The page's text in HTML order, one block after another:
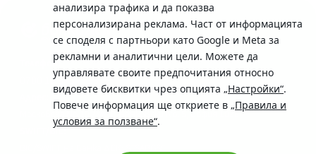
анализира трафика и да показва
персонализирана реклама. Част от информацията
се споделя с партньори като Google и Meta за
рекламни и аналитични цели. Можете да
управлявате своите предпочитания относно
видовете бисквитки чрез опцията „Настройки“.
Повече информация ще откриете в „Правила и
условия за ползване“.
Телефон:
0700 10 375 / *2375
Московска No.19 / ул. Г. Бенковски No. 5, София 1036
SWIFT/BIC:
BIC/SWIFT на Банка ДСК: STSABGSF